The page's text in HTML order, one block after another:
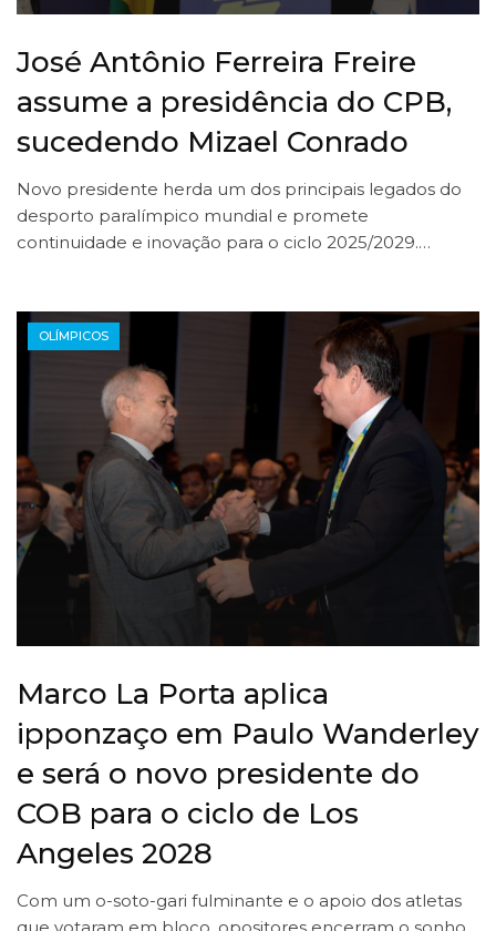
José Antônio Ferreira Freire
assume a presidência do CPB,
sucedendo Mizael Conrado
Novo presidente herda um dos principais legados do
desporto paralímpico mundial e promete
continuidade e inovação para o ciclo 2025/2029.…
OLÍMPICOS
Marco La Porta aplica
ipponzaço em Paulo Wanderley
e será o novo presidente do
COB para o ciclo de Los
Angeles 2028
Com um o-soto-gari fulminante e o apoio dos atletas